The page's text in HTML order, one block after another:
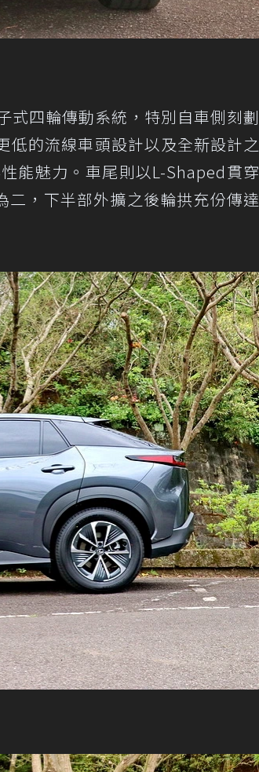
式四輪傳動系統，特別自車側刻劃
低的流線車頭設計以及全新設計之
能魅力。車尾則以L-Shaped貫穿
二，下半部外擴之後輪拱充份傳達